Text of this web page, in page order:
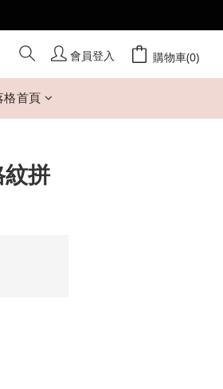
會員登入 購物車(0)
格首頁
拼
立即購買